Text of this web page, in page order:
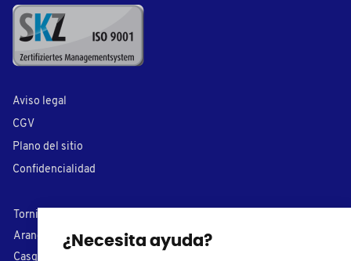
¿Necesita ayuda?
Aviso legal
CGV
Plano del sitio
Confidencialidad
Tornillos plásticos
Arandelas de nylon
Conteras
Casquillos